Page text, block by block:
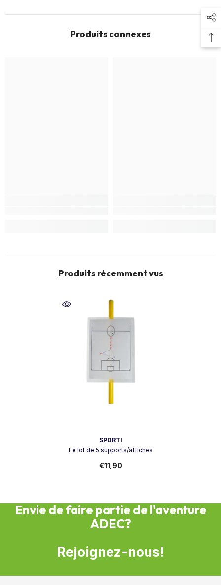
Produits connexes
Produits récemment vus
SPORTI
Le lot de 5 supports/affiches
€11,90
Envie de faire partie de l'aventure
ADEC?
Rejoignez-nous!